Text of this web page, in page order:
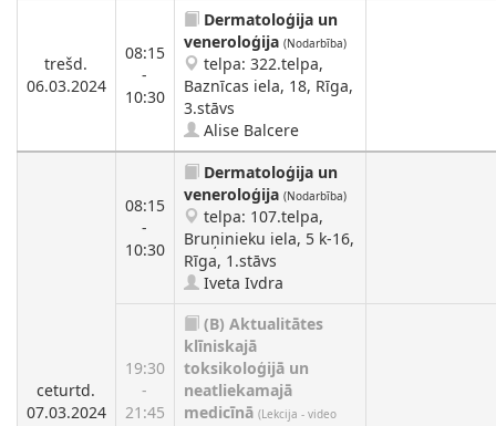
trešd.
06.03.2024
08:15
-
10:30
Dermatoloģija un
veneroloģija (Nodarbība)
telpa: 322.telpa,
Baznīcas iela, 18, Rīga,
3.stāvs
Alise Balcere
ceturtd.
07.03.2024
08:15
-
10:30
Dermatoloģija un
veneroloģija (Nodarbība)
telpa: 107.telpa,
Bruņinieku iela, 5 k-16,
Rīga, 1.stāvs
Iveta Ivdra
19:30
-
21:45
(B) Aktualitātes
klīniskajā
toksikoloģijā un
neatliekamajā
medicīnā (Lekcija - video